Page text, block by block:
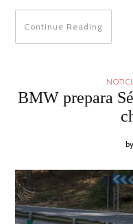
Continue Reading
BMW prepara
by